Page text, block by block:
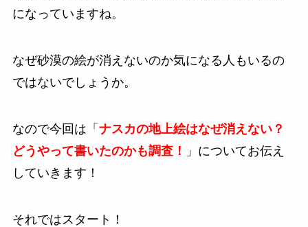
になっていますね。
なぜ砂漠の絵が消えないのか気になる人もいるの
ではないでしょうか。
なので今回は「 ナスカの地上絵はなぜ消えない？
どうやって書いたのかも調査！
」についてお伝え
していきます！
それではスタート！